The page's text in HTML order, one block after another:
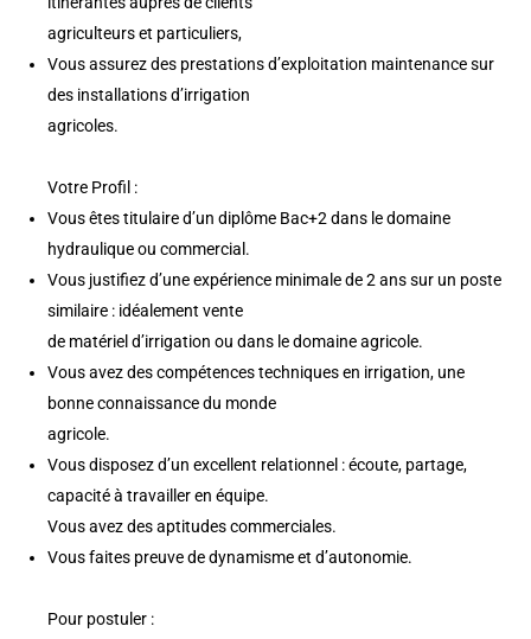
agriculteurs et particuliers,
Vous assurez des prestations d’exploitation maintenance sur
des installations d’irrigation
agricoles.
Votre Profil :
Vous êtes titulaire d’un diplôme Bac+2 dans le domaine
hydraulique ou commercial.
Vous justifiez d’une expérience minimale de 2 ans sur un poste
similaire : idéalement vente
de matériel d’irrigation ou dans le domaine agricole.
Vous avez des compétences techniques en irrigation, une
bonne connaissance du monde
agricole.
Vous disposez d’un excellent relationnel : écoute, partage,
capacité à travailler en équipe.
Vous avez des aptitudes commerciales.
Vous faites preuve de dynamisme et d’autonomie.
Pour postuler :